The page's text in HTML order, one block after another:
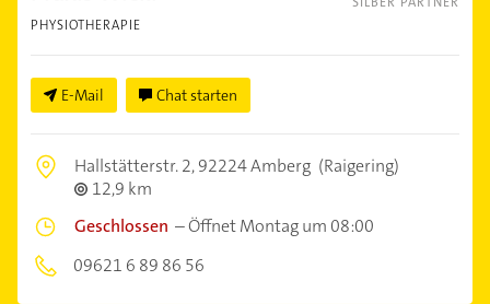
PHYSIOTHERAPIE
E-Mail Chat starten
Hallstätterstr. 2,92224 Amberg (Raigering)
12,9 km
Geschlossen –Öffnet Montag um 08:00
09621 6 89 86 56